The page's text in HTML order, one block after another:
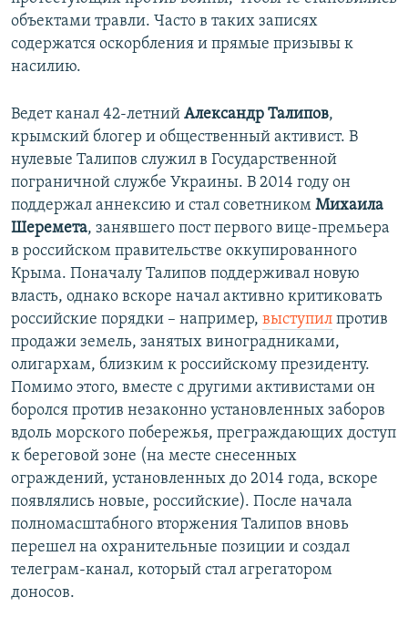
объектами травли. Часто в таких записях
содержатся оскорбления и прямые призывы к
насилию.
Ведет канал 42-летний Александр Талипов,
крымский блогер и общественный активист. В
нулевые Талипов служил в Государственной
пограничной службе Украины. В 2014 году он
поддержал аннексию и стал советником Михаила
Шеремета, занявшего пост первого вице-премьера
в российском правительстве оккупированного
Крыма. Поначалу Талипов поддерживал новую
власть, однако вскоре начал активно критиковать
российские порядки – например, выступил против
продажи земель, занятых виноградниками,
олигархам, близким к российскому президенту.
Помимо этого, вместе с другими активистами он
боролся против незаконно установленных заборов
вдоль морского побережья, преграждающих доступ
к береговой зоне (на месте снесенных
ограждений, установленных до 2014 года, вскоре
появлялись новые, российские). После начала
полномасштабного вторжения Талипов вновь
перешел на охранительные позиции и создал
телеграм-канал, который стал агрегатором
доносов.